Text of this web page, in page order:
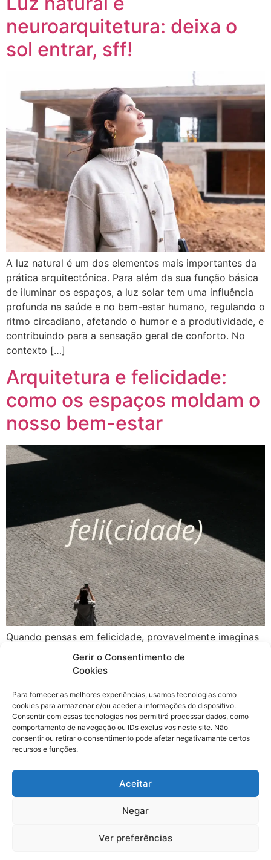
Gerir o Consentimento de
Cookies
Para fornecer as melhores experiências, usamos tecnologias como
cookies para armazenar e/ou aceder a informações do dispositivo.
Consentir com essas tecnologias nos permitirá processar dados, como
comportamento de navegação ou IDs exclusivos neste site. Não
consentir ou retirar o consentimento pode afetar negativamante certos
recursos e funções.
Aceitar
Negar
Ver preferências
neuroarquitetura: deixa o
sol entrar, sff!
A luz natural é um dos elementos mais importantes da
prática arquitectónica. Para além da sua função básica
de iluminar os espaços, a luz solar tem uma influência
profunda na saúde e no bem-estar humano, regulando o
ritmo circadiano, afetando o humor e a produtividade, e
contribuindo para a sensação geral de conforto. No
contexto […]
Arquitetura e felicidade:
como os espaços moldam o
nosso bem-estar
Quando pensas em felicidade, provavelmente imaginas
momentos, pessoas ou conquistas pessoais. Mas já te
questionaste até que ponto os espaços que frequentas
uma ferramenta poderosa para influenciar o modo
como vivemos, sentimos e experimentamos o mundo à
nossa volta. Como a arquitetura afeta o bem-estar […]
Desenvolvido por: Estúdio Letras